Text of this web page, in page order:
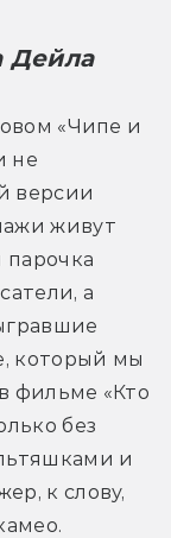
Дейла
«Чипе и
не
версии
живут
а
который мы
фильме «Кто
без
и
к слову,